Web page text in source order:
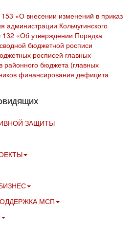
«О внесении изменений в приказ
администрации Кольчугинского
«Об утверждении Порядка
бюджетной росписи
росписей главных
районного бюджета (главных
финансирования дефицита
ЗАЩИТЫ
МСП